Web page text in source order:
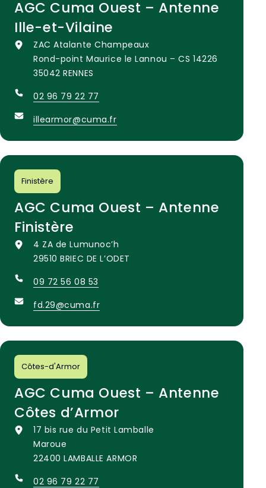
AGC Cuma Ouest – Antenne
Ille-et-Vilaine
ZAC Atalante Champeaux
Rond-point Maurice le Lannou – CS 14226
35042 RENNES
02 96 79 22 77
illearmor@cuma.fr
Finistère
AGC Cuma Ouest – Antenne
Finistère
4 ZA de Lumunoc’h
29510 BRIEC DE L’ODET
09 72 56 08 53
fd.29@cuma.fr
Côtes-d'Armor
AGC Cuma Ouest – Antenne
Côtes d’Armor
17 bis rue du Petit Lamballe
Maroue
22400 LAMBALLE ARMOR
02 96 79 22 77